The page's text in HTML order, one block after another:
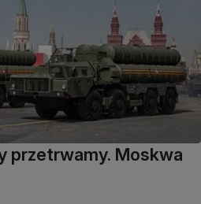
przetrwamy. Moskwa